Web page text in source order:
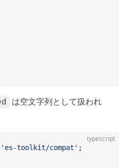
は空文字列として扱われ
typescript
'es-toolkit/compat' ;